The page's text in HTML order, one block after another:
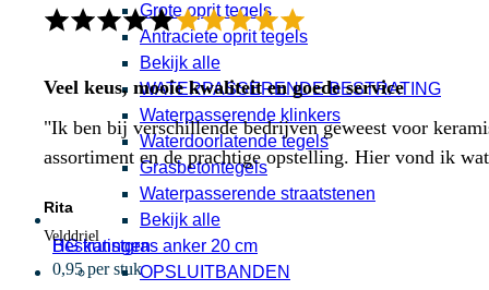
HG kunstgras anker 20 cm
0,95 per stuk
Grote oprit tegels
Antraciete oprit tegels
Bekijk alle
WATERPASSERENDE BESTRATING
Waterpasserende klinkers
Waterdoorlatende tegels
Grasbetontegels
Waterpasserende straatstenen
Bekijk alle
Bestratingen
OPSLUITBANDEN
Veel keus, mooie kwaliteit en goede service
"Ik ben bij verschillende bedrijven geweest voor
assortiment en de prachtige opstelling. Hier vond ik
Rita
Velddriel